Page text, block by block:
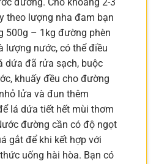
đường. Cho khoảng 2-3
theo lượng nha đam bạn
500g – 1kg đường phèn
lượng nước, có thể điều
dứa đã rửa sạch, buộc
khuấy đều cho đường
lửa và đun thêm
lá dứa tiết hết mùi thơm
đường cần có độ ngọt
gắt để khi kết hợp với
uống hài hòa. Bạn có